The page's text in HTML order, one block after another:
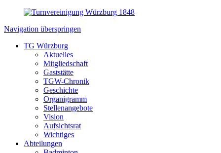
Navigation überspringen
TG Würzburg
Aktuelles
Mitgliedschaft
Gaststätte
TGW-Chronik
Geschichte
Organigramm
Stellenangebote
Vision
Aufsichtsrat
Wichtiges
Abteilungen